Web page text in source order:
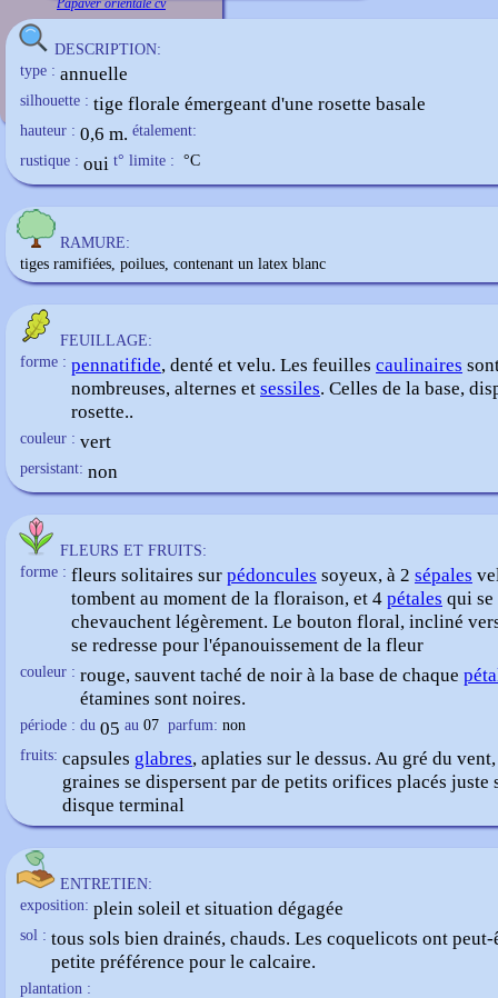
Papaver orientale cv
DESCRIPTION:
type : annuelle
silhouette : tige florale émergeant d'une rosette basale
hauteur : 0,6 m. étalement:
rustique : oui t° limite : °C
RAMURE:
tiges ramifiées, poilues, contenant un latex blanc
FEUILLAGE:
forme : pennatifide, denté et velu. Les feuilles caulinaires
nombreuses, alternes et sessiles. Celles de la base,
rosette..
couleur : vert
persistant: non
FLEURS ET FRUITS:
forme : fleurs solitaires sur pédoncules soyeux, à 2 sépales
tombent au moment de la floraison, et 4 pétales qui se
chevauchent légèrement. Le bouton floral, incliné
se redresse pour l'épanouissement de la fleur
couleur : rouge, sauvent taché de noir à la base de chaque
étamines sont noires.
période : du 05 au 07 parfum: non
fruits: capsules glabres, aplaties sur le dessus. Au gré du
graines se dispersent par de petits orifices placés juste
disque terminal
ENTRETIEN:
exposition: plein soleil et situation dégagée
sol : tous sols bien drainés, chauds. Les coquelicots ont peut-
petite préférence pour le calcaire.
plantation :